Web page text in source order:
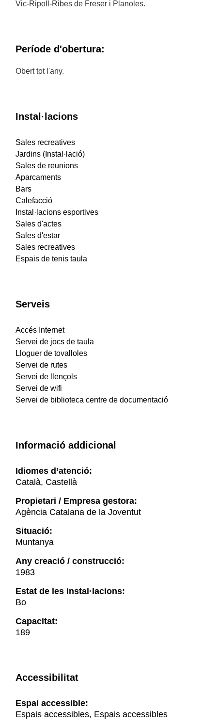
Vic-Ripoll-Ribes de Freser i Planoles.
Període d'obertura:
Obert tot l'any.
Instal·lacions
Sales recreatives
Jardins (Instal·lació)
Sales de reunions
Aparcaments
Bars
Calefacció
Instal·lacions esportives
Sales d'actes
Sales d'estar
Sales recreatives
Espais de tenis taula
Serveis
Accés Internet
Servei de jocs de taula
Lloguer de tovalloles
Servei de rutes
Servei de llençols
Servei de wifi
Servei de biblioteca centre de documentació
Informació addicional
Idiomes d’atenció:
Català, Castellà
Propietari / Empresa gestora:
Agència Catalana de la Joventut
Situació:
Muntanya
Any creació / construcció:
1983
Estat de les instal·lacions:
Bo
Capacitat:
189
Accessibilitat
Espai accessible:
Espais accessibles, Espais accessibles